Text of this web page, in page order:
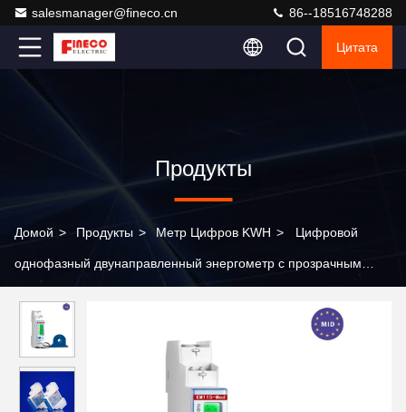
salesmanager@fineco.cn 86--18516748288
Цитата
Продукты
Домой > Продукты > Метр Цифров KWH > Цифровой
однофазный двунаправленный энергометр с прозрачным